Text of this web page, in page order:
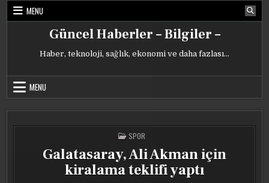
Skip
MENU
Güncel Haberler – Bilgiler –
Haber, teknoloji, sağlık, ekonomi ve daha fazlası…
MENU
POSTED
IN
SPOR
Galatasaray, Ali Akman için
kiralama teklifi yaptı